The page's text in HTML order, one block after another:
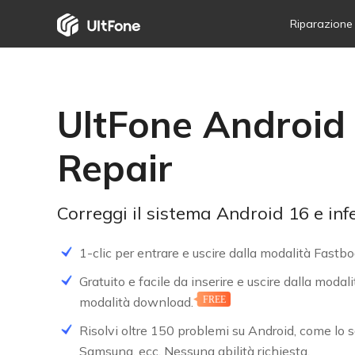
Riparazione
UltFone Android
Repair
Correggi il sistema Android 16 e
1-clic per entrare e uscire dalla modalità
Gratuito e facile da inserire e uscire dalla
modalità download.
FREE
Risolvi oltre 150 problemi su Android, come lo
Samsung, ecc. Nessuna abilità richiesta.